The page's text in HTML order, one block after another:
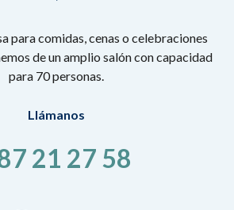
para comidas, cenas o celebraciones
de un amplio salón con capacidad
para 70 personas.
Llámanos
21 27 58